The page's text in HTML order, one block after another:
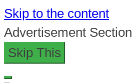
Skip to the content
Advertisement Section
Skip This